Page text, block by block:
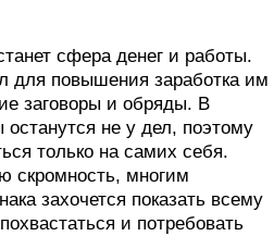
сфера денег и работы.
для повышения заработка им
заговоры и обряды. В
не у дел, поэтому
только на самих себя.
скромность, многим
захочется показать всему
и потребовать